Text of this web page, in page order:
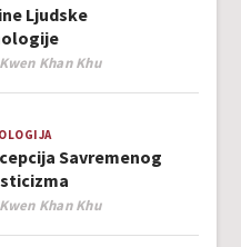
Ljudske
Khan Khu
Savremenog
Khan Khu